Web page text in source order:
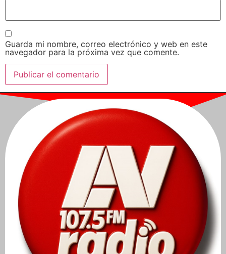
Guarda mi nombre, correo electrónico y web en este
navegador para la próxima vez que comente.